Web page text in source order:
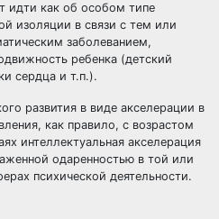
идти как об особом типе
изоляции в связи с тем или
заболеванием,
ребенка (детский
сердца и т.п.).
развития в виде акселерации в
как правило, с возрастом
интеллектуальная акселерация
одаренностью в той или
психической деятельности.